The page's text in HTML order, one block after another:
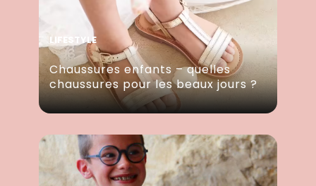
LIFESTYLE
Chaussures enfants – quelles
chaussures pour les beaux jours ?